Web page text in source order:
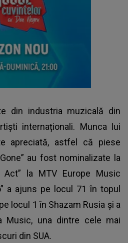
din industria muzicală din
internaționali. Munca lui
apreciată, astfel că piese
au fost nominalizate la
Act” la MTV Europe Music
a ajuns pe locul 71 în topul
locul 1 în Shazam Rusia și a
Music, una dintre cele mai
din SUA.